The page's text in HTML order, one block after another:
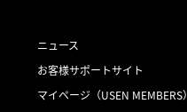
ニュース
お客様サポートサイト
マイページ （USEN MEMBERS）